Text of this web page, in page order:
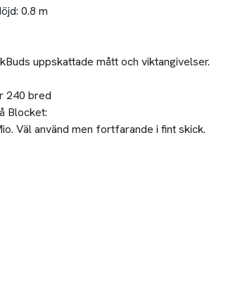
0.8 m
uppskattade mått och viktangivelser.
240 bred
Blocket:
Väl använd men fortfarande i fint skick.